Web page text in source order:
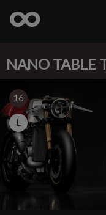
NANO TABLE
16
L